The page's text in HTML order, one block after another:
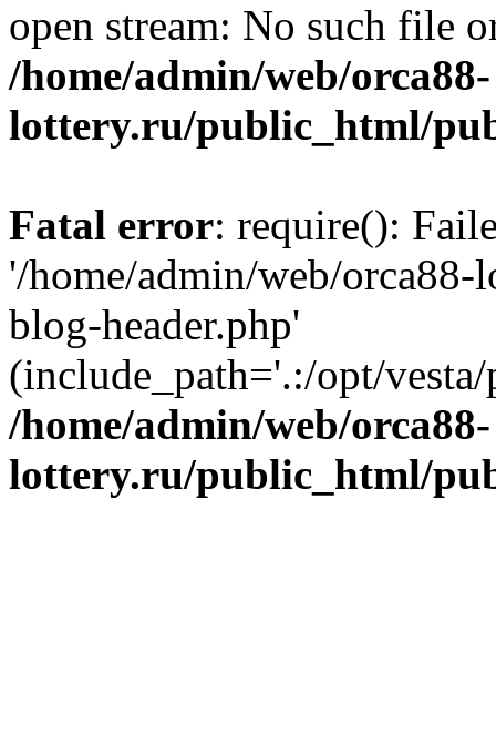
open stream: No such file
/home/admin/web/orca88-
lottery.ru/public_html/
Fatal error: require():
'/home/admin/web/
blog-header.php'
(include_path='.:/opt/
/home/admin/web/orca88-
lottery.ru/public_html/